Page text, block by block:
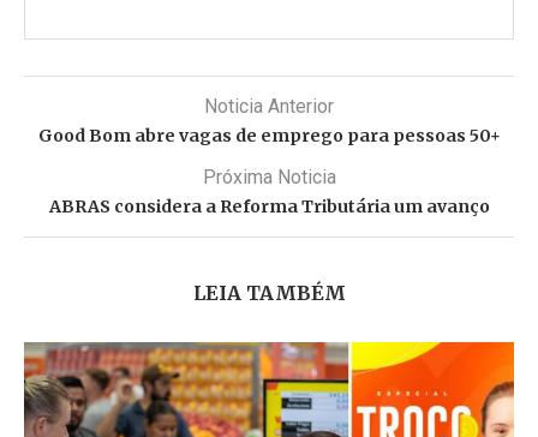
Noticia Anterior
Good Bom abre vagas de emprego para pessoas 50+
Próxima Noticia
ABRAS considera a Reforma Tributária um avanço
LEIA TAMBÉM